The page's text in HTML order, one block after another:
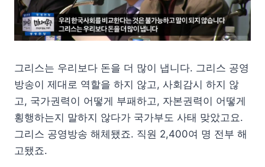
그리스는 우리보다 돈을 더 많이 냅니다. 그리스 공영
방송이 제대로 역할을 하지 않고, 사회감시 하지 않
고, 국가권력이 어떻게 부패하고, 자본권력이 어떻게
횡행하는지 말하지 않다가 국가부도 사태 맞았고요.
그리스 공영방송 해체됐죠. 직원 2,400여 명 전부 해
고됐죠.